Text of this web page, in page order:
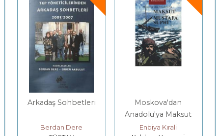
Arkadaş Sohbetleri
Berdan Dere
Moskova'dan
Anadolu'ya Maksut
ve Mustafa Suphi
Enbiya Kırali